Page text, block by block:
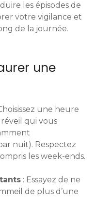
les épisodes de
votre vigilance et
de la journée.
une
une heure
qui vous
nuit). Respectez
les week-ends.
: Essayez de ne
de plus d’une